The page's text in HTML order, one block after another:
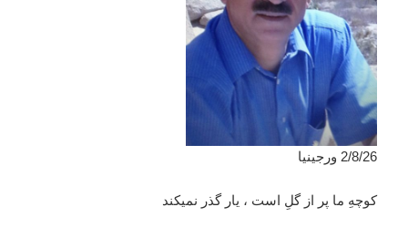
2/8/26 ورجینیا
كوچهِ ما پر از گلِ است ، يار گذر نميكند